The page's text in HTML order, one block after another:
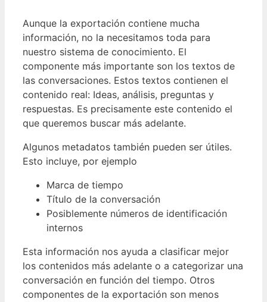
Aunque la exportación contiene mucha
información, no la necesitamos toda para
nuestro sistema de conocimiento. El
componente más importante son los textos de
las conversaciones. Estos textos contienen el
contenido real: Ideas, análisis, preguntas y
respuestas. Es precisamente este contenido el
que queremos buscar más adelante.
Algunos metadatos también pueden ser útiles.
Esto incluye, por ejemplo
Marca de tiempo
Título de la conversación
Posiblemente números de identificación
internos
Esta información nos ayuda a clasificar mejor
los contenidos más adelante o a categorizar una
conversación en función del tiempo. Otros
componentes de la exportación son menos